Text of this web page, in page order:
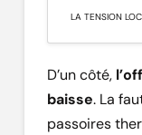
LA TENSION
D’un côté,
baisse. La
passoires